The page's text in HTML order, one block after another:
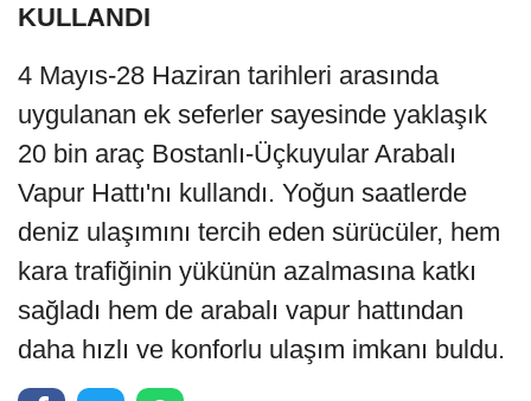
KULLANDI
4 Mayıs-28 Haziran tarihleri arasında
uygulanan ek seferler sayesinde yaklaşık
20 bin araç Bostanlı-Üçkuyular Arabalı
Vapur Hattı'nı kullandı. Yoğun saatlerde
deniz ulaşımını tercih eden sürücüler, hem
kara trafiğinin yükünün azalmasına katkı
sağladı hem de arabalı vapur hattından
daha hızlı ve konforlu ulaşım imkanı buldu.